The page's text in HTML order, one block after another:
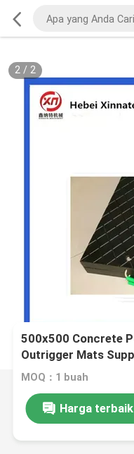
2/ 2
500x500 Concrete
Outrigger Mats
MOQ：1 buah
Harga terbaik